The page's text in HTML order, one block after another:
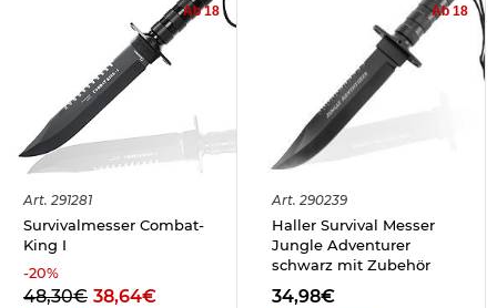
Ab 18
Art. 291281
Survivalmesser Combat-
King I
-20%
48,30€ 38,64€
Ab 18
Art. 290239
Haller Survival Messer
Jungle Adventurer
schwarz mit Zubehör
34,98€